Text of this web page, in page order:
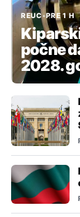
REUC•PRE 1 H
počne
2028.